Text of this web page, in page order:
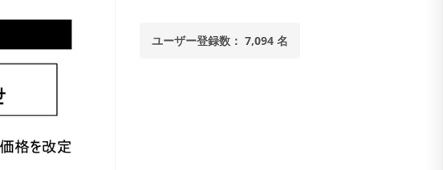
ユーザー登録数： 7,094 名